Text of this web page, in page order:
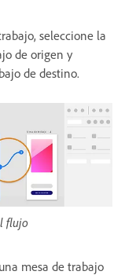
seleccione la
de origen y
de destino.
flujo
mesa de trabajo